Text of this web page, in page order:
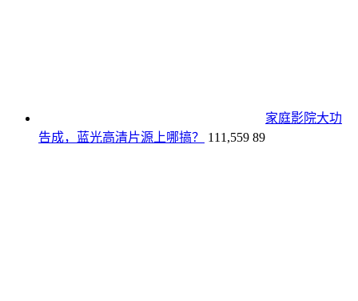
家庭影院大功
告成，蓝光高清片源上哪搞？
111,559 89